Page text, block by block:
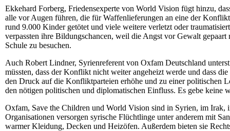
Ekkehard Forberg, Friedensexperte von World Vision fügt hinzu,
alle vor Augen führen, die für Waffenlieferungen an eine der
rund 9.000 Kinder getötet und viele weitere verletzt oder
verpassten ihre Bildungschancen, weil die Angst vor Gewalt
Schule zu besuchen.
Auch Robert Lindner, Syrienreferent von Oxfam Deutschland
müssten, dass der Konflikt nicht weiter angeheizt werde und dass
den Druck auf die Konfliktparteien erhöhe und zu einer politischen
den nötigen politischen und diplomatischen Einfluss. Es gebe keine
Oxfam, Save the Children und World Vision sind in Syrien, im
Organisationen versorgen syrische Flüchtlinge unter anderem mit
warmer Kleidung, Decken und Heizöfen. Außerdem bieten sie